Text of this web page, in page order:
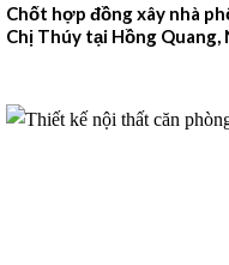
Chốt hợp đồng xây nhà
Chị Thúy tại Hồng Quang,